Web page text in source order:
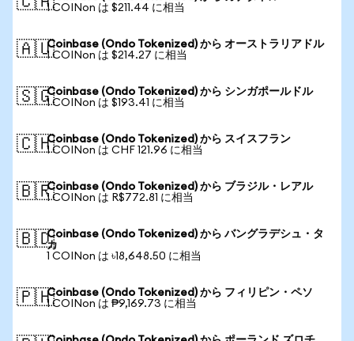
1 COINon は $211.44 に相当
🇦🇺Coinbase (Ondo Tokenized) から オーストラリアドル
1 COINon は $214.27 に相当
🇸🇬Coinbase (Ondo Tokenized) から シンガポールドル
1 COINon は $193.41 に相当
🇨🇭Coinbase (Ondo Tokenized) から スイスフラン
1 COINon は CHF 121.96 に相当
🇧🇷Coinbase (Ondo Tokenized) から ブラジル・レアル
1 COINon は R$772.81 に相当
🇧🇩Coinbase (Ondo Tokenized) から バングラデシュ・タ
カ
1 COINon は ৳18,648.50 に相当
🇵🇭Coinbase (Ondo Tokenized) から フィリピン・ペソ
1 COINon は ₱9,169.73 に相当